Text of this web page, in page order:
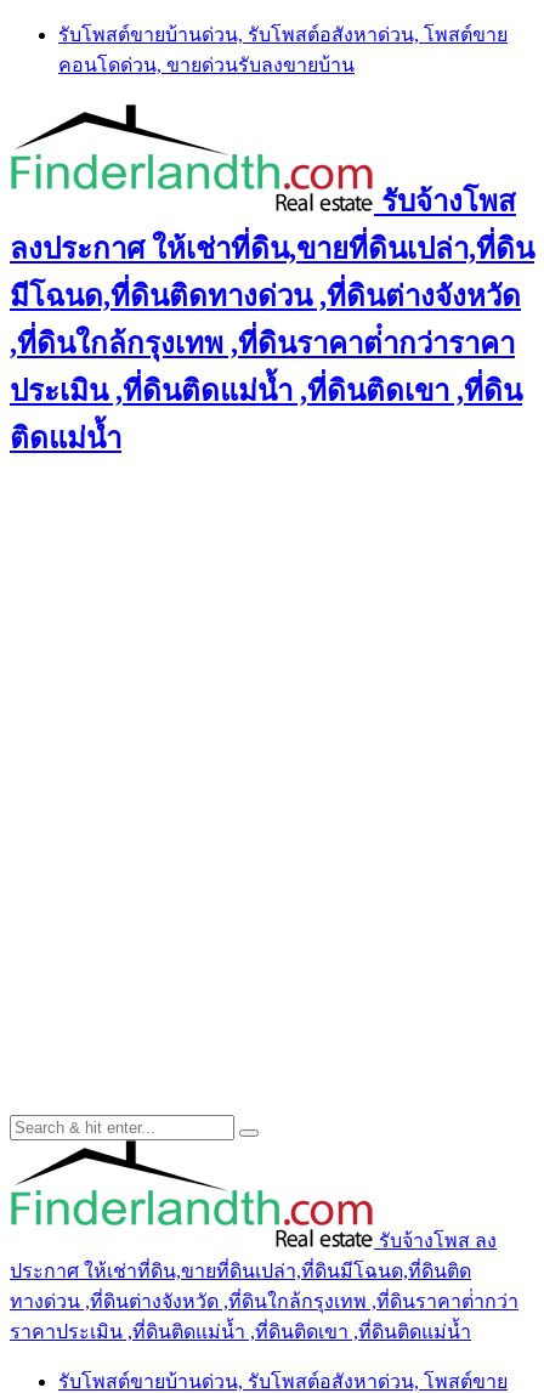
Skip
content
รับโพสต์ขายบ้านด่วน, รับโพสต์อสังหาด่วน, โพสต์ขาย
คอนโดด่วน, ขายด่วนรับลงขายบ้าน
รับจ้างโพส
ลงประกาศ ให้เช่าที่ดิน,ขายที่ดินเปล่า,ที่ดิน
มีโฉนด,ที่ดินติดทางด่วน ,ที่ดินต่างจังหวัด
,ที่ดินใกล้กรุงเทพ ,ที่ดินราคาต่ํากว่าราคา
ประเมิน ,ที่ดินติดแม่น้ำ ,ที่ดินติดเขา ,ที่ดิน
ติดแม่น้ำ
รับจ้างโพส ลง
ประกาศ ให้เช่าที่ดิน,ขายที่ดินเปล่า,ที่ดินมีโฉนด,ที่ดินติด
ทางด่วน ,ที่ดินต่างจังหวัด ,ที่ดินใกล้กรุงเทพ ,ที่ดินราคาต่ํากว่า
ราคาประเมิน ,ที่ดินติดแม่น้ำ ,ที่ดินติดเขา ,ที่ดินติดแม่น้ำ
รับโพสต์ขายบ้านด่วน, รับโพสต์อสังหาด่วน, โพสต์ขาย